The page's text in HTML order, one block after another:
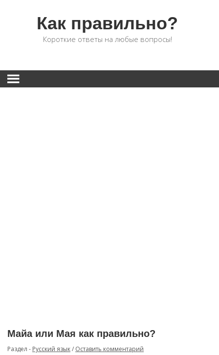
Как правильно?
Короткие ответы на любые вопросы!
Майа или Мая как правильно?
Раздел - Русский язык/ Оставить комментарий